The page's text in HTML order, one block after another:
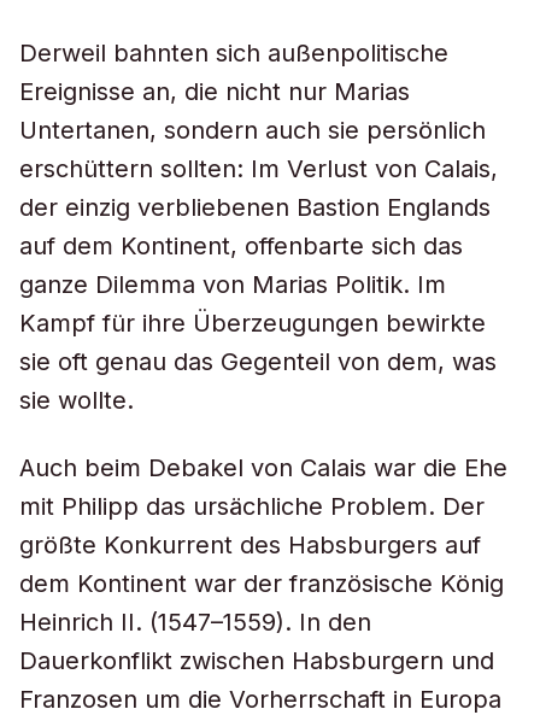
Derweil bahnten sich außenpolitische
Ereignisse an, die nicht nur Marias
Untertanen, sondern auch sie persönlich
erschüttern sollten: Im Verlust von Calais,
der einzig verbliebenen Bastion Englands
auf dem Kontinent, offenbarte sich das
ganze Dilemma von Marias Politik. Im
Kampf für ihre Überzeugungen bewirkte
sie oft genau das Gegenteil von dem, was
sie wollte.
Auch beim Debakel von Calais war die Ehe
mit Philipp das ursächliche Problem. Der
größte Konkurrent des Habsburgers auf
dem Kontinent war der französische König
Heinrich II. (1547–1559). In den
Dauerkonflikt zwischen Habsburgern und
Franzosen um die Vorherrschaft in Europa